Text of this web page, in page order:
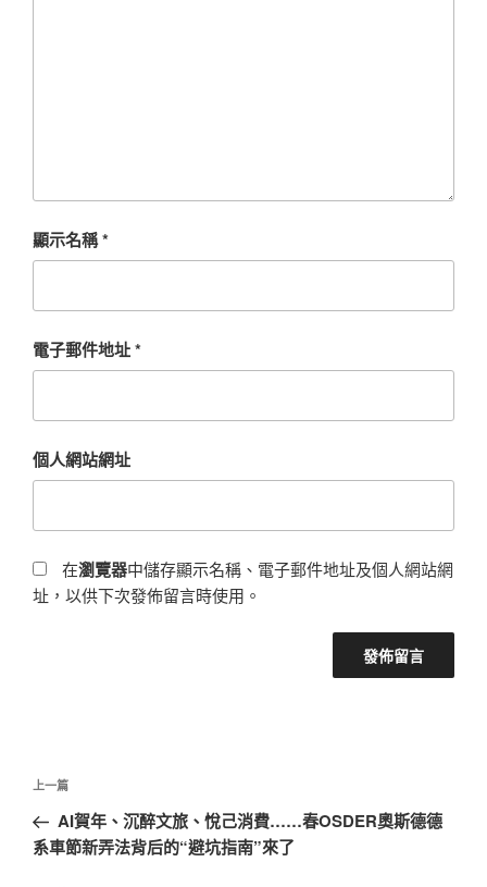
顯示名稱*
電子郵件地址*
個人網站網址
在瀏覽器中儲存顯示名稱、電子郵件地址及個人網站網
址，以供下次發佈留言時使用。
文
導
覽
上
一
篇
上一篇
AI賀年、沉醉文旅、悅己消費……春OSDER奧斯德德
系車節新弄法背后的“避坑指南”來了